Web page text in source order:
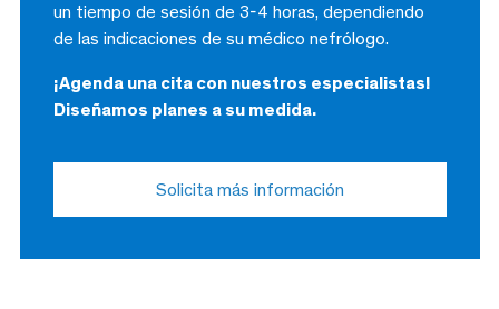
un tiempo de sesión de 3-4 horas, dependiendo
de las indicaciones de su médico nefrólogo.
¡Agenda una cita con nuestros especialistas!
Diseñamos planes a su medida.
Solicita más información